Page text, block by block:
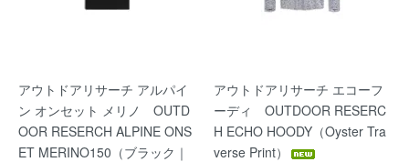
アウトドアリサーチ アルパイ
ン オンセット メリノ OUTD
OOR RESERCH ALPINE ONS
ET MERINO150（ブラック｜
アウトドアリサーチ エコーフ
ーディ OUTDOOR RESERC
H ECHO HOODY（Oyster Tra
verse Print）